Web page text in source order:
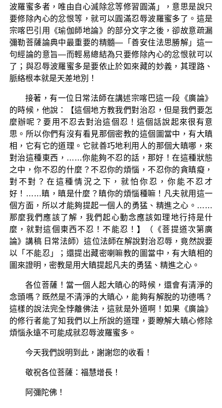
波羅蜜多者，唯由自心滅除忿等修習圓滿」，意思是說只
要修除內心的忿恨等，就可以圓滿忍辱波羅蜜多了。這是
宗喀巴引用《瑜伽師地論》的部分文字之後，卻故意疏漏
彌勒菩薩論典中最重要的精髓—「善安住法思勝解」這一
句經論的意旨—而輕易總結為只要修除內心的忿恨就可以
了；與忍辱波羅蜜多是要依止於如來藏的妙義，其理路、
脈絡根本就是天差地別！
接著，有一位日常法師在講述宗喀巴這一段《廣論》
的時候，他說：【這個地方教我們對治忍，但是我們要怎
麼辦呢？要用不忍去對治這個忍！這個話說起來很有意
思。所以你們有沒有看見那個密教的這個圖當中，有大瞋
相，它有它的道理。它就善巧地利用人的那個大瞋哪，來
對治這種東西，……你能夠不忍的話，那好！在這種狀態
之中，你不忍的什麼？不忍你的煩惱，不忍你的貪瞋癡，
對不對？在這種情況之下，就怕你忍，你能不忍才
好！……瞋，瞋是什麼？瞋你的煩惱種嘛！凡夫就用這一
個方面，所以才能夠提起一個人的勇猛、精進之心。……
那麼我們應該了解，我們起心動念應該如理地行持是什
麼，就對這個東西不忍！不能忍！】（《菩提道次第廣
論》講稿 日常法師）這位法師在解說對治忍辱，竟然說要
以「不能忍」；還提出藏密喇嘛教的圖當中，有大瞋相的
圖來證明，密教是用大瞋提起凡夫的勇猛、精進之心。
各位菩薩！當一個人起大瞋心的時候，還會有清淨的
念頭嗎？既然是不清淨的大瞋心，能夠有解脫的功德嗎？
這樣的說法完全悖離佛法，這就是外道啊！如果《廣論》
的修行者能了知我們以上所說的道理，要瞭解大瞋心修除
煩惱永遠不可能成就忍辱波羅蜜多。
今天我們說明到此，謝謝您的收看！
敬祝各位菩薩：福慧增長！
阿彌陀佛！